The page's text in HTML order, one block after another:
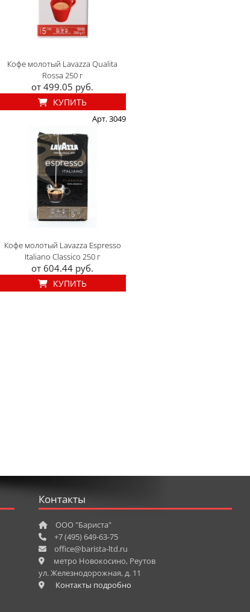
Кофе молотый Lavazza Qualita
Rossa 250 г
от 499.05 руб.
КУПИТЬ
Арт. 3049
Кофе молотый Lavazza Espresso
Italiano Classico 250 г
от 604.44 руб.
КУПИТЬ
Контакты
ООО "Бариста"
+7 (495) 649-63-75
office@barista-ltd.ru
метро Новокосино, Реутов
ул. Железнодорожная, д. 11
Контакты подробно